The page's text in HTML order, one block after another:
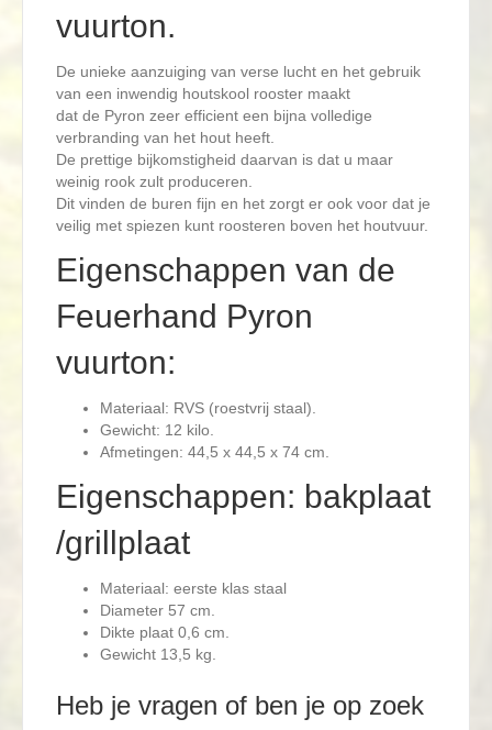
vuurton.
De unieke aanzuiging van verse lucht en het gebruik
van een inwendig houtskool rooster maakt
dat de Pyron zeer efficient een bijna volledige
verbranding van het hout heeft.
De prettige bijkomstigheid daarvan is dat u maar
weinig rook zult produceren.
Dit vinden de buren fijn en het zorgt er ook voor dat je
veilig met spiezen kunt roosteren boven het houtvuur.
Eigenschappen van de
Feuerhand Pyron
vuurton:
Materiaal: RVS (roestvrij staal).
Gewicht: 12 kilo.
Afmetingen: 44,5 x 44,5 x 74 cm.
Eigenschappen: bakplaat
/grillplaat
Materiaal: eerste klas staal
Diameter 57 cm.
Dikte plaat 0,6 cm.
Gewicht 13,5 kg.
Heb je vragen of ben je op zoek